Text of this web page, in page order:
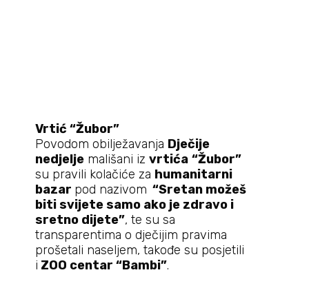
Vrtić “Žubor”
Povodom obilježavanja Dječije
nedjeljemališani iz vrtića “Žubor”
su pravili kolačiće za humanitarni
bazar pod nazivom “Sretan možeš
biti svijete samo ako je zdravo i
sretno dijete”, te su sa
transparentima o dječijim pravima
prošetali naseljem, takođe su posjetili
i ZOO centar “Bambi”.